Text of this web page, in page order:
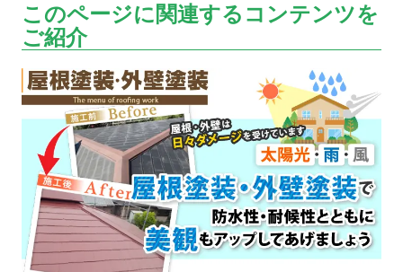
このページに関連するコンテンツを
ご紹介